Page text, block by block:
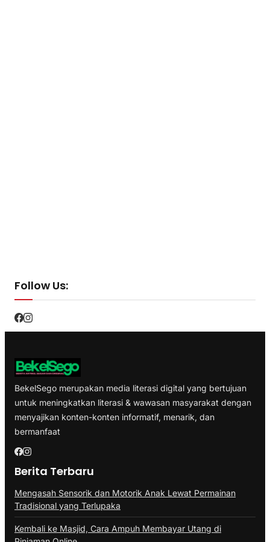
Follow Us:
BekelSego merupakan media literasi digital yang bertujuan
untuk meningkatkan literasi & wawasan masyarakat dengan
menyajikan konten-konten informatif, menarik, dan
bermanfaat
Berita Terbaru
Mengasah Sensorik dan Motorik Anak Lewat Permainan
Tradisional yang Terlupaka
Kembali ke Masjid, Cara Ampuh Membayar Utang di